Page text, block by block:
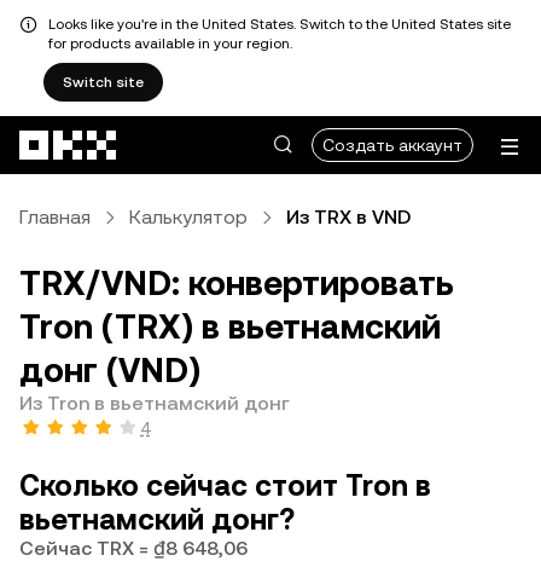
Looks like you're in the United States. Switch to the United States site
for products available in your region.
Switch site
Создать аккаунт
Главная Калькулятор Из TRX в VND
TRX/VND: конвертировать
Tron (TRX) в вьетнамский
донг (VND)
Из Tron в вьетнамский донг
4
Сколько сейчас стоит Tron в
вьетнамский донг?
Сейчас TRX = ₫8 648,06